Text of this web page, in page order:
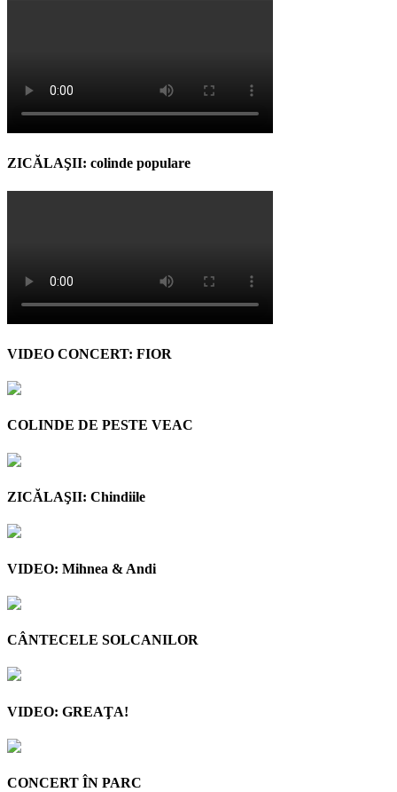
ZICĂLAŞII: colinde populare
VIDEO CONCERT: FIOR
COLINDE DE PESTE VEAC
ZICĂLAŞII: Chindiile
VIDEO: Mihnea & Andi
CÂNTECELE SOLCANILOR
VIDEO: GREAŢA!
CONCERT ÎN PARC